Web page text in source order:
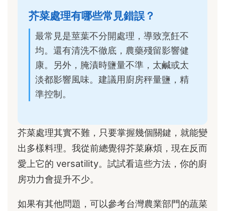
芥菜處理有哪些常見錯誤？
最常見是莖葉不分開處理，導致烹飪不
均。還有清洗不徹底，農藥殘留影響健
康。另外，腌漬時鹽量不準，太鹹或太
淡都影響風味。建議用廚房秤量鹽，精
準控制。
芥菜處理其實不難，只要掌握幾個關鍵，就能變
出多樣料理。我從前總覺得芥菜麻煩，現在反而
愛上它的 versatility。試試看這些方法，你的廚
房功力會提升不少。
如果有其他問題，可以參考台灣農業部門的蔬菜